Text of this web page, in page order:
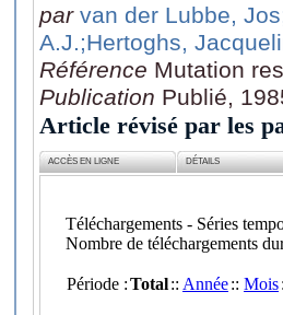
par van der Lubbe, Jos
A.J.;Hertoghs,
Référence Mutation
Publication Publié,
Article révisé par les
ACCÈS EN LIGNE DÉTAILS